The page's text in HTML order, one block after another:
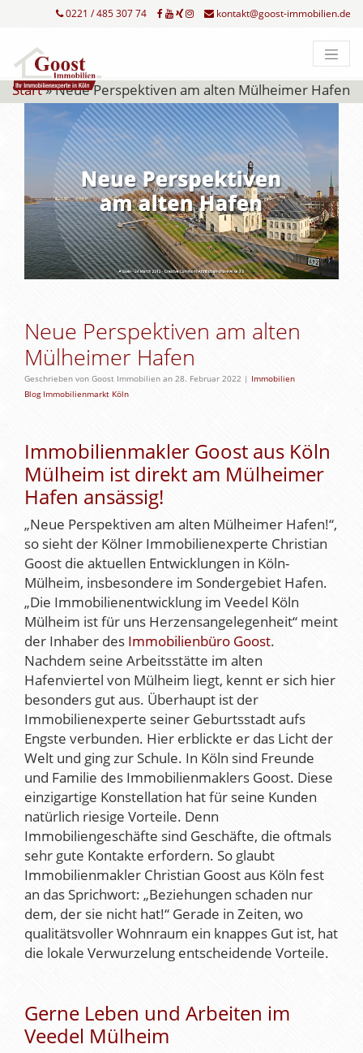
0221 / 485 307 74 kontakt@goost-immobilien.de
Start»Neue Perspektiven am alten Mülheimer Hafen
Neue Perspektiven am alten
Mülheimer Hafen
Geschrieben von Goost Immobilien an 28. Februar 2022 | Immobilien
Blog Immobilienmarkt Köln
Immobilienmakler Goost aus Köln
Mülheim ist direkt am Mülheimer
Hafen ansässig!
„Neue Perspektiven am alten Mülheimer Hafen!“,
so sieht der Kölner Immobilienexperte Christian
Goost die aktuellen Entwicklungen in Köln-
Mülheim, insbesondere im Sondergebiet Hafen.
„Die Immobilienentwicklung im Veedel Köln
Mülheim ist für uns Herzensangelegenheit“ meint
der Inhaber des Immobilienbüro Goost.
Nachdem seine Arbeitsstätte im alten
Hafenviertel von Mülheim liegt, kennt er sich hier
besonders gut aus. Überhaupt ist der
Immobilienexperte seiner Geburtsstadt aufs
Engste verbunden. Hier erblickte er das Licht der
Welt und ging zur Schule. In Köln sind Freunde
und Familie des Immobilienmaklers Goost. Diese
einzigartige Konstellation hat für seine Kunden
natürlich riesige Vorteile. Denn
Immobiliengeschäfte sind Geschäfte, die oftmals
sehr gute Kontakte erfordern. So glaubt
Immobilienmakler Christian Goost aus Köln fest
an das Sprichwort: „Beziehungen schaden nur
dem, der sie nicht hat!“ Gerade in Zeiten, wo
qualitätsvoller Wohnraum ein knappes Gut ist, hat
die lokale Verwurzelung entscheidende Vorteile.
Gerne Leben und Arbeiten im
Veedel Mülheim